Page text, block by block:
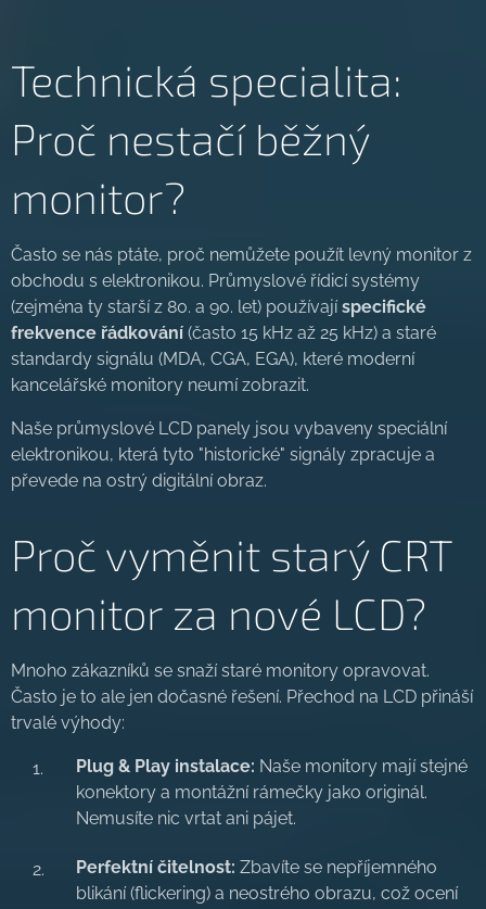
Technická specialita:
Proč nestačí běžný
monitor?
Často se nás ptáte, proč nemůžete použít levný monitor z
obchodu s elektronikou. Průmyslové řídicí systémy
(zejména ty starší z 80. a 90. let) používajíspecifické
frekvence řádkování (často 15 kHz až 25 kHz) a staré
standardy signálu (MDA, CGA, EGA), které moderní
kancelářské monitory neumí zobrazit.
Naše průmyslové LCD panely jsou vybaveny speciální
elektronikou, která tyto "historické" signály zpracuje a
převede na ostrý digitální obraz.
Proč vyměnit starý CRT
monitor za nové LCD?
Mnoho zákazníků se snaží staré monitory opravovat.
Často je to ale jen dočasné řešení. Přechod na LCD přináší
trvalé výhody:
Plug & Play instalace: Naše monitory mají stejné
konektory a montážní rámečky jako originál.
Nemusíte nic vrtat ani pájet.
Perfektní čitelnost: Zbavíte se nepříjemného
blikání (flickering) a neostrého obrazu, což ocení